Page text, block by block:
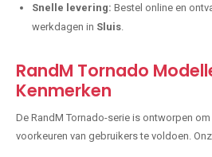
Snelle levering: Bestel online en
werkdagen in Sluis
RandM Tornado
Kenmerken
De RandM Tornado-serie is ontworpen
voorkeuren van gebruikers te voldoen.